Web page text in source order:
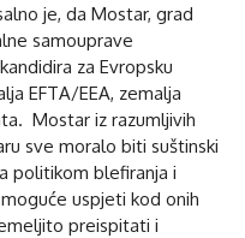
je, da Mostar, grad
samouprave
za Evropsku
EFTA/EEA, zemalja
Mostar iz razumljivih
sve moralo biti suštinski
politikom blefiranja i
uspjeti kod onih
preispitati i